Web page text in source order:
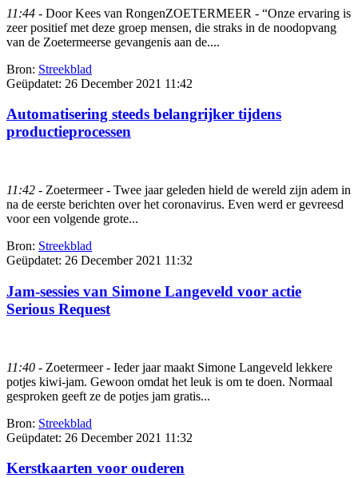
11:44 - Door Kees van RongenZOETERMEER - “Onze ervaring is
zeer positief met deze groep mensen, die straks in de noodopvang
van de Zoetermeerse gevangenis aan de....
Bron: Streekblad
Geüpdatet: 26 December 2021 11:42
Automatisering steeds belangrijker tijdens
productieprocessen
11:42 - Zoetermeer - Twee jaar geleden hield de wereld zijn adem in
na de eerste berichten over het coronavirus. Even werd er gevreesd
voor een volgende grote...
Bron: Streekblad
Geüpdatet: 26 December 2021 11:32
Jam-sessies van Simone Langeveld voor actie
Serious Request
11:40 - Zoetermeer - Ieder jaar maakt Simone Langeveld lekkere
potjes kiwi-jam. Gewoon omdat het leuk is om te doen. Normaal
gesproken geeft ze de potjes jam gratis...
Bron: Streekblad
Geüpdatet: 26 December 2021 11:32
Kerstkaarten voor ouderen